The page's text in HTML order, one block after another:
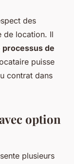
des
de location. Il
processus de
puisse
contrat dans
option
plusieurs